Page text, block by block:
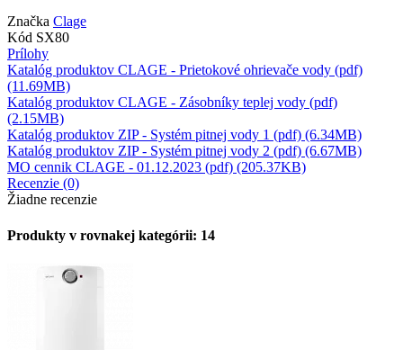
Značka Clage
Kód SX80
Prílohy
Katalóg produktov CLAGE - Prietokové ohrievače vody (pdf)
(11.69MB)
Katalóg produktov CLAGE - Zásobníky teplej vody (pdf)
(2.15MB)
Katalóg produktov ZIP - Systém pitnej vody 1 (pdf) (6.34MB)
Katalóg produktov ZIP - Systém pitnej vody 2 (pdf) (6.67MB)
MO cennik CLAGE - 01.12.2023 (pdf) (205.37KB)
Recenzie (0)
Žiadne recenzie
Produkty v rovnakej kategórii: 14